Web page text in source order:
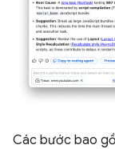
Các bước bao